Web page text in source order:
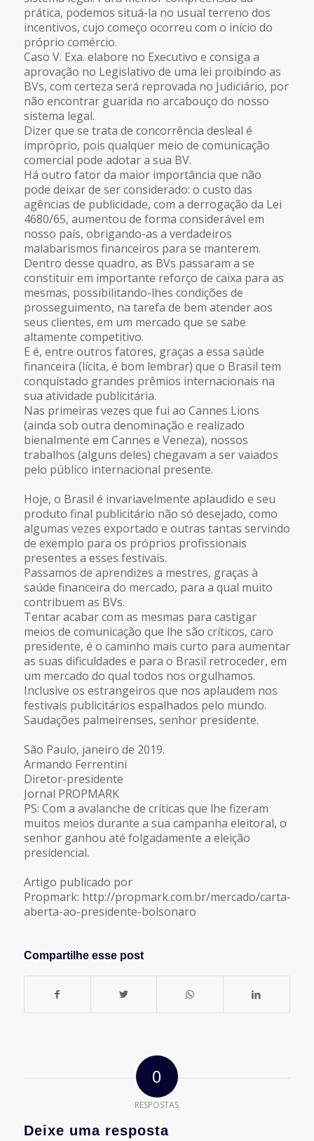
prática, podemos situá-la no usual terreno dos
incentivos, cujo começo ocorreu com o início do
próprio comércio.
Caso V. Exa. elabore no Executivo e consiga a
aprovação no Legislativo de uma lei proibindo as
BVs, com certeza será reprovada no Judiciário, por
não encontrar guarida no arcabouço do nosso
sistema legal.
Dizer que se trata de concorrência desleal é
impróprio, pois qualquer meio de comunicação
comercial pode adotar a sua BV.
Há outro fator da maior importância que não
pode deixar de ser considerado: o custo das
agências de publicidade, com a derrogação da Lei
4680/65, aumentou de forma considerável em
nosso país, obrigando-as a verdadeiros
malabarismos financeiros para se manterem.
Dentro desse quadro, as BVs passaram a se
constituir em importante reforço de caixa para as
mesmas, possibilitando-lhes condições de
prosseguimento, na tarefa de bem atender aos
seus clientes, em um mercado que se sabe
altamente competitivo.
E é, entre outros fatores, graças a essa saúde
financeira (lícita, é bom lembrar) que o Brasil tem
conquistado grandes prêmios internacionais na
sua atividade publicitária.
Nas primeiras vezes que fui ao Cannes Lions
(ainda sob outra denominação e realizado
bienalmente em Cannes e Veneza), nossos
trabalhos (alguns deles) chegavam a ser vaiados
pelo público internacional presente.
Hoje, o Brasil é invariavelmente aplaudido e seu
produto final publicitário não só desejado, como
algumas vezes exportado e outras tantas servindo
de exemplo para os próprios profissionais
presentes a esses festivais.
Passamos de aprendizes a mestres, graças à
saúde financeira do mercado, para a qual muito
contribuem as BVs.
Tentar acabar com as mesmas para castigar
meios de comunicação que lhe são críticos, caro
presidente, é o caminho mais curto para aumentar
as suas dificuldades e para o Brasil retroceder, em
um mercado do qual todos nos orgulhamos.
Inclusive os estrangeiros que nos aplaudem nos
festivais publicitários espalhados pelo mundo.
Saudações palmeirenses, senhor presidente.
São Paulo, janeiro de 2019.
Armando Ferrentini
Diretor-presidente
Jornal PROPMARK
PS: Com a avalanche de críticas que lhe fizeram
muitos meios durante a sua campanha eleitoral, o
senhor ganhou até folgadamente a eleição
presidencial.
Artigo publicado por
Propmark: http://propmark.com.br/mercado/carta-
aberta-ao-presidente-bolsonaro
Compartilhe esse post
0
RESPOSTAS
Deixe uma resposta